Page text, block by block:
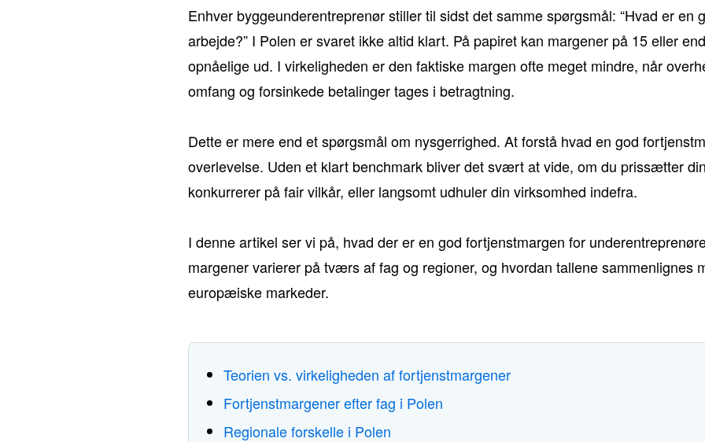
Enhver byggeunderentreprenør stiller til sidst det samme spørgsmål: “Hvad er en
arbejde?” I Polen er svaret ikke altid klart. På papiret kan margener på 15 eller
opnåelige ud. I virkeligheden er den faktiske margen ofte meget mindre, når
omfang og forsinkede betalinger tages i betragtning.
Dette er mere end et spørgsmål om nysgerrighed. At forstå hvad en god
overlevelse. Uden et klart benchmark bliver det svært at vide, om du prissætter
konkurrerer på fair vilkår, eller langsomt udhuler din virksomhed indefra.
I denne artikel ser vi på, hvad der er en god fortjenstmargen for
margener varierer på tværs af fag og regioner, og hvordan tallene sammenlignes
europæiske markeder.
Teorien vs. virkeligheden af fortjenstmargener
Fortjenstmargener efter fag i Polen
Regionale forskelle i Polen